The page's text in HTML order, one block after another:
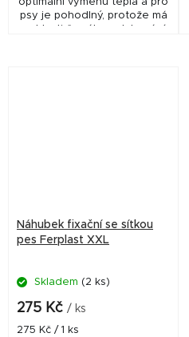
psy je pohodlný, protože má
v oblasti čumáku polstrování.
Náhubek fixační se síťkou
pes Ferplast XXL
Skladem (2 ks)
275 Kč / ks
Měrná
275 Kč / 1 ks